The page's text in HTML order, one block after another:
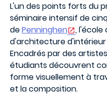
L'un des points forts du
séminaire intensif de
dePenninghen
,
d'architecture
Encadrés par des
étudiants découvrent
forme visuellement à
et la composition.